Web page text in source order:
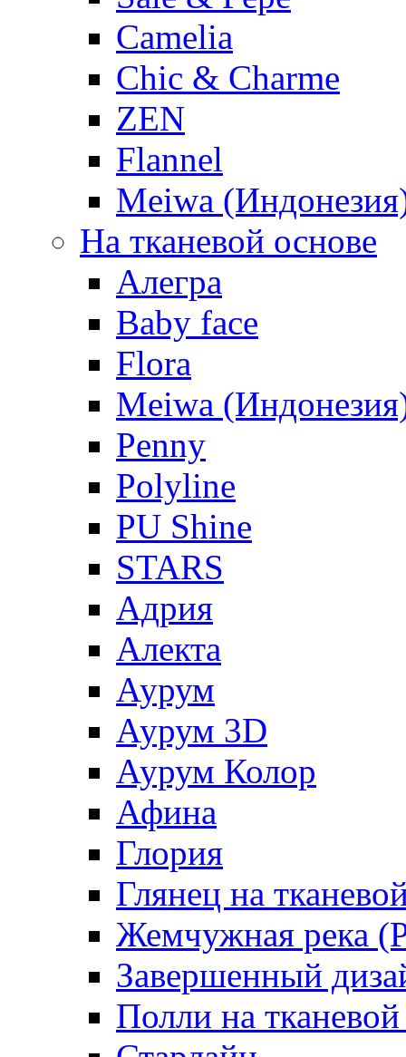
Camelia
Chic & Charme
ZEN
Flannel
Meiwa
На тканевой основе
Алегра
Baby face
Flora
Meiwa
Penny
Polyline
PU Shine
STARS
Адрия
Алекта
Аурум
Аурум 3D
Аурум Колор
Афина
Глория
Глянец на
Жемчужная река
Завершенный
Полли на